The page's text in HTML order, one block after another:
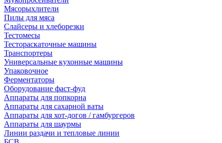
Мясорыхлители
Пилы для мяса
Слайсеры и хлеборезки
Тестомесы
Тестораскаточные машины
Транспортеры
Универсальные кухонные машины
Упаковочное
Ферментаторы
Оборудование фаст-фуд
Аппараты для попкорна
Аппараты для сахарной ваты
Аппараты для хот-догов / гамбургеров
Аппараты для шаурмы
Линии раздачи и тепловые линии